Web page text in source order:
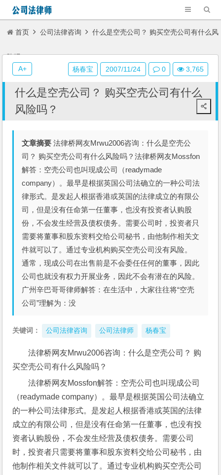
首页 公司法律咨询 什么是空壳公司？ 购买空壳公司有什么风
险吗？
什么是空壳公司？ 购买空壳公司有什么
风险吗？
文章摘要 法律桥网友Mrwu2006咨询：什么是空壳公
司？ 购买空壳公司有什么风险吗？法律桥网友Mossfon
解答：空壳公司也叫现成公司（readymade
company）。最早是根据英国公司法确立的一种公司法
律形式。是发起人根据香港或英国的法律成立的有限公
司，但是没有任命第一任董事，也没有投资者认购股
份，不会发生经营及债权债务。需要公司时，投资者只
需要将董事和股东资料交给公司秘书，由他制作相关文
件就可以了。通过专业机构购买空壳公司没有风险。
通常，现成公司在出售前是不会委任任何的董事，因此
公司也就没有权力开展业务，因此不会有潜在的风险。
广州辛巴哥哥律师解答：在生活中，大家往往将“空壳
公司”理解为：没
关键词： 公司法律咨询 公司法律师 杨春宝
法律桥网友Mrwu2006咨询：什么是空壳公司？ 购
买空壳公司有什么风险吗？
法律桥网友Mossfon解答：空壳公司也叫现成公司
（readymade company）。最早是根据英国公司法确立
的一种公司法律形式。是发起人根据香港或英国的法律
成立的有限公司，但是没有任命第一任董事，也没有投
资者认购股份，不会发生经营及债权债务。需要公司
时，投资者只需要将董事和股东资料交给公司秘书，由
他制作相关文件就可以了。通过专业机构购买空壳公司
杨春宝 2007/11/24 0 3,765
A+